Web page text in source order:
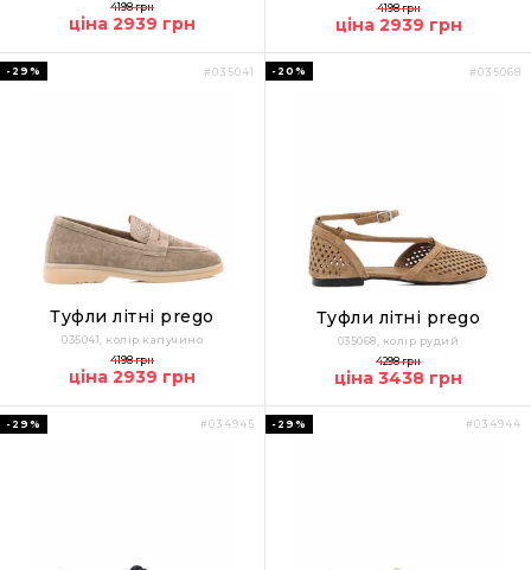
4198 грн
ціна 2939 грн
4198 грн
ціна 2939 грн
#035041
-29%
Туфли літні prego
035041, колір капучино
4198 грн
ціна 2939 грн
#035068
-20%
Туфли літні prego
035068, колір рудий
4298 грн
ціна 3438 грн
#034945
-29% #034944
-29%